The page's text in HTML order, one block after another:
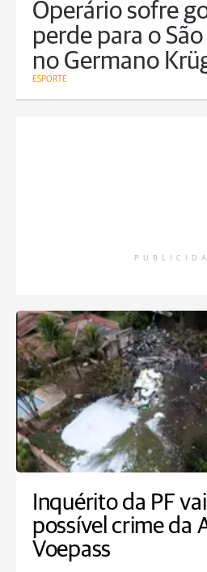
Operário sofre
perde para o
no Germano
ESPORTE
Inquérito da PF
possível crime da
Voepass